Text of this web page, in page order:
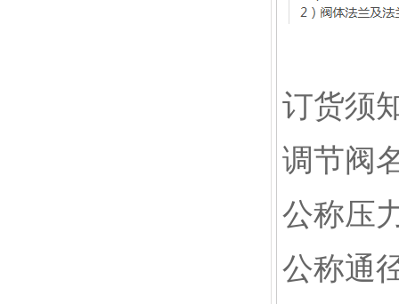
订货须
调节阀
公称压
公称通